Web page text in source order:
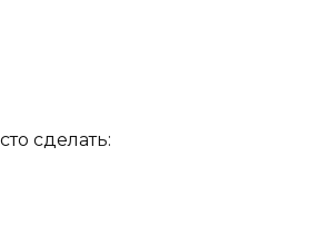
сделать: